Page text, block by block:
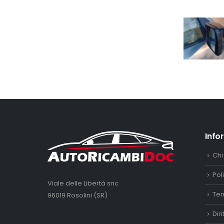
Viale delle Libertà snc
96019 Rosolini (SR)